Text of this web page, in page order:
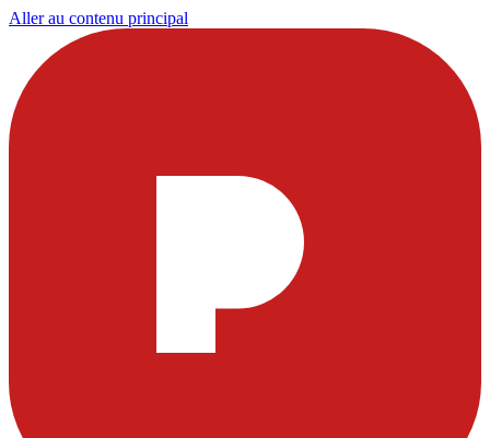
Aller au contenu principal